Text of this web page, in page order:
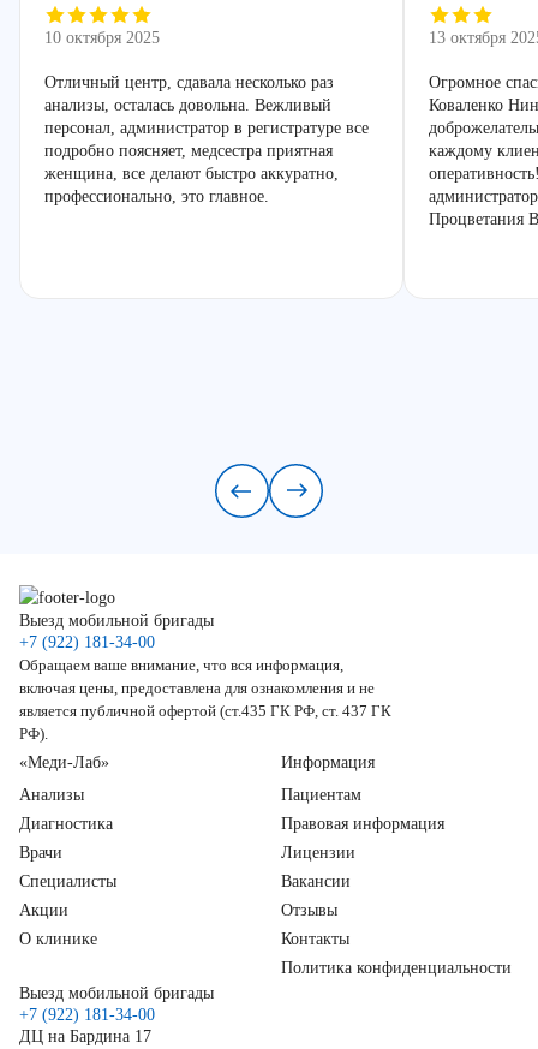
10 октября 2025
Отличный центр, сдавала несколько раз
анализы, осталась довольна. Вежливый
персонал, администратор в регистратуре все
подробно поясняет, медсестра приятная
женщина, все делают быстро аккуратно,
профессионально, это главное.
13 октября
Огромное
Коваленко
каждому
Выезд мобильной бригады
+7 (922) 181-34-00
Обращаем ваше внимание, что вся информация,
включая цены, предоставлена для ознакомления и не
является публичной офертой (ст.435 ГК РФ, ст. 437 ГК
РФ).
«Меди-Лаб»
Анализы
Диагностика
Врачи
Специалисты
Акции
О клинике
Информация
Пациентам
Правовая информация
Лицензии
Вакансии
Отзывы
Контакты
Политика конфиденциальности
Выезд мобильной бригады
+7 (922) 181-34-00
ДЦ на Бардина 17